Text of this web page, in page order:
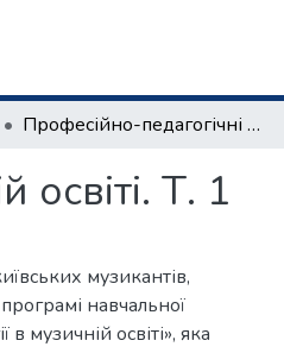
Професійно-педагогічні технології в музичній освіті. Т. 1
освіті. Т. 1
музикантів,
навчальної
музичній освіті», яка